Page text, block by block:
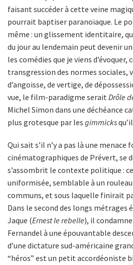
faisant succéder à cette veine
pourrait baptiser paranoïaque. Le
même : un glissement identitaire,
du jour au lendemain peut devenir
les comédies que je viens
transgression des normes sociales,
d’angoisse, de vertige, de
vue, le film-paradigme seraitDrôle
Michel Simon dans une déchéance
plus grotesque par les gimmicks
Qui sait s’il n’y a pas là une
cinématographiques de Prévert, se
s’assombrit le contexte politique :
uniformisée, semblable à un
communs, et sous laquelle finirait
Dans le second des longs métrages
Jaque (Ernest le rebelle), il
Fernandel à une épouvantable
d’une dictature sud-américaine
“héros” est un petit accordéoniste